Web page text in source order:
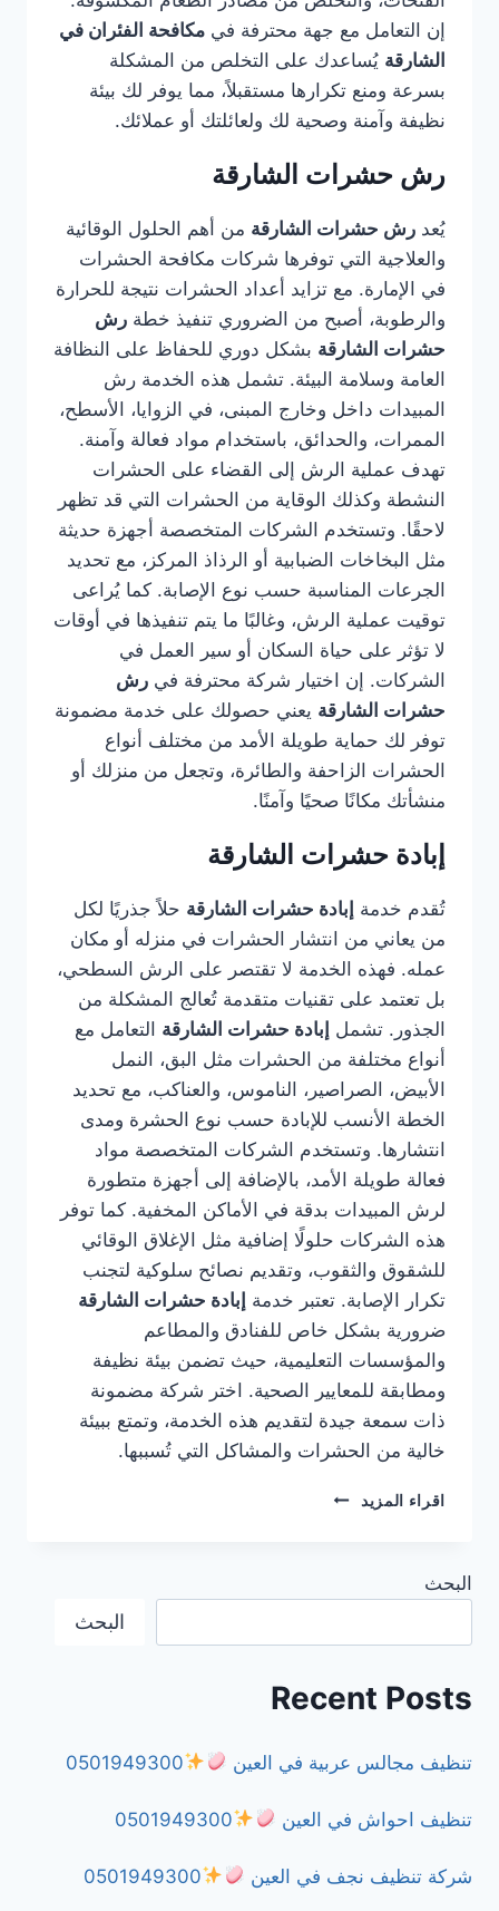
إن التعامل مع جهة محترفة في مكافحة الفئران في
الشارقة يُساعدك على التخلص من المشكلة
بسرعة ومنع تكرارها مستقبلاً، مما يوفر لك بيئة
نظيفة وآمنة وصحية لك ولعائلتك أو عملائك.
رش حشرات الشارقة
يُعد رش حشرات الشارقة من أهم الحلول الوقائية
والعلاجية التي توفرها شركات مكافحة الحشرات
في الإمارة. مع تزايد أعداد الحشرات نتيجة للحرارة
والرطوبة، أصبح من الضروري تنفيذ خطة رش
حشرات الشارقة بشكل دوري للحفاظ على النظافة
العامة وسلامة البيئة. تشمل هذه الخدمة رش
المبيدات داخل وخارج المبنى، في الزوايا، الأسطح،
الممرات، والحدائق، باستخدام مواد فعالة وآمنة.
تهدف عملية الرش إلى القضاء على الحشرات
النشطة وكذلك الوقاية من الحشرات التي قد تظهر
لاحقًا. وتستخدم الشركات المتخصصة أجهزة حديثة
مثل البخاخات الضبابية أو الرذاذ المركز، مع تحديد
الجرعات المناسبة حسب نوع الإصابة. كما يُراعى
توقيت عملية الرش، وغالبًا ما يتم تنفيذها في أوقات
لا تؤثر على حياة السكان أو سير العمل في
الشركات. إن اختيار شركة محترفة في رش
حشرات الشارقة يعني حصولك على خدمة مضمونة
توفر لك حماية طويلة الأمد من مختلف أنواع
الحشرات الزاحفة والطائرة، وتجعل من منزلك أو
منشأتك مكانًا صحيًا وآمنًا.
إبادة حشرات الشارقة
تُقدم خدمة إبادة حشرات الشارقة حلاً جذريًا لكل
من يعاني من انتشار الحشرات في منزله أو مكان
عمله. فهذه الخدمة لا تقتصر على الرش السطحي،
بل تعتمد على تقنيات متقدمة تُعالج المشكلة من
الجذور. تشمل إبادة حشرات الشارقة التعامل مع
أنواع مختلفة من الحشرات مثل البق، النمل
الأبيض، الصراصير، الناموس، والعناكب، مع تحديد
الخطة الأنسب للإبادة حسب نوع الحشرة ومدى
انتشارها. وتستخدم الشركات المتخصصة مواد
فعالة طويلة الأمد، بالإضافة إلى أجهزة متطورة
لرش المبيدات بدقة في الأماكن المخفية. كما توفر
هذه الشركات حلولًا إضافية مثل الإغلاق الوقائي
للشقوق والثقوب، وتقديم نصائح سلوكية لتجنب
تكرار الإصابة. تعتبر خدمة إبادة حشرات الشارقة
ضرورية بشكل خاص للفنادق والمطاعم
والمؤسسات التعليمية، حيث تضمن بيئة نظيفة
ومطابقة للمعايير الصحية. اختر شركة مضمونة
ذات سمعة جيدة لتقديم هذه الخدمة، وتمتع ببيئة
خالية من الحشرات والمشاكل التي تُسببها.
اقراء المزيد
شركة
البحث
البحث
Recent Posts
تنظيف مجالس عربية في العين 0501949300
تنظيف احواش في العين 0501949300
شركة تنظيف نجف في العين 0501949300